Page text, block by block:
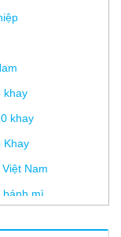
khay
khay
Khay
Nam
bánh mì